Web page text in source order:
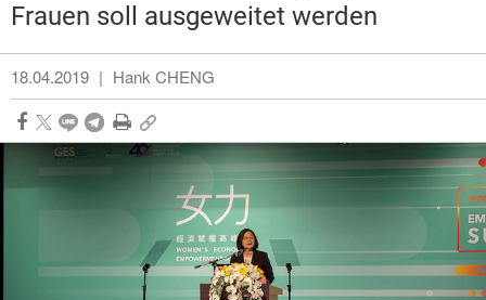
Frauen soll ausgeweitet werden
18.04.2019 | Hank CHENG